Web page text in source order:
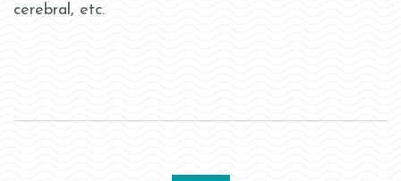
cerebral, etc.